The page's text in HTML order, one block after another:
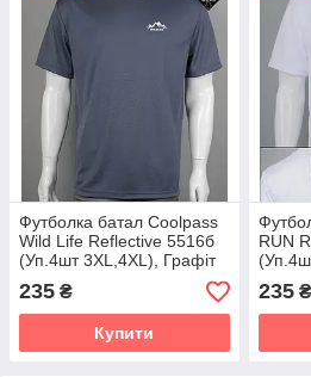
Футболка батал Coolpass
Wild Life Reflective 5516б
(Уп.4шт 3XL,4XL), Графіт
235 ₴
Купити
RUN
235₴